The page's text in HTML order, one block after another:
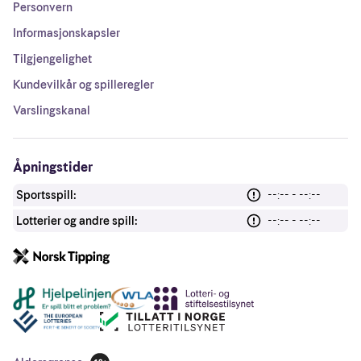
Personvern
Informasjonskapsler
Tilgjengelighet
Kundevilkår og spilleregler
Varslingskanal
Åpningstider
Sportsspill:
--:-- - --:--
Lotterier og andre spill:
--:-- - --:--
Andre lenker